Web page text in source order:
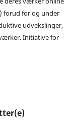
forud for og under
udvekslinger,
Initiative for